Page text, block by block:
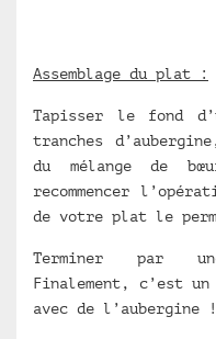
Assemblage du plat :
Tapisser le fond
tranches
du mélange de
recommencer
de votre plat le
Terminer par
Finalement, c’est un
avec de l’aubergine !